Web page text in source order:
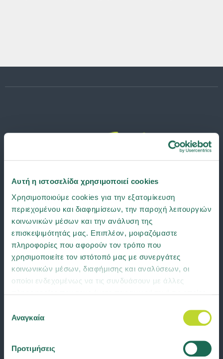
Αυτή η ιστοσελίδα χρησιμοποιεί cookies
Χρησιμοποιούμε cookies για την εξατομίκευση
περιεχομένου και διαφημίσεων, την παροχή λειτουργιών
κοινωνικών μέσων και την ανάλυση της
επισκεψιμότητάς μας. Επιπλέον, μοιραζόμαστε
πληροφορίες που αφορούν τον τρόπο που
χρησιμοποιείτε τον ιστότοπό μας με συνεργάτες
κοινωνικών μέσων, διαφήμισης και αναλύσεων, οι
οποίοι ενδεχομένως να τις συνδυάσουν με άλλες
των υπηρεσιών τους. Μάθετε περισσότερα για τα
συγκατάθεσης
Αναγκαία
Προτιμήσεις
Κατεβάστε σήμερα την εφαρμογή Groupama Road Help και κάντε την
κλήση στην φροντίδα ατυχήματος και την οδική βοήθεια παρελθόν!